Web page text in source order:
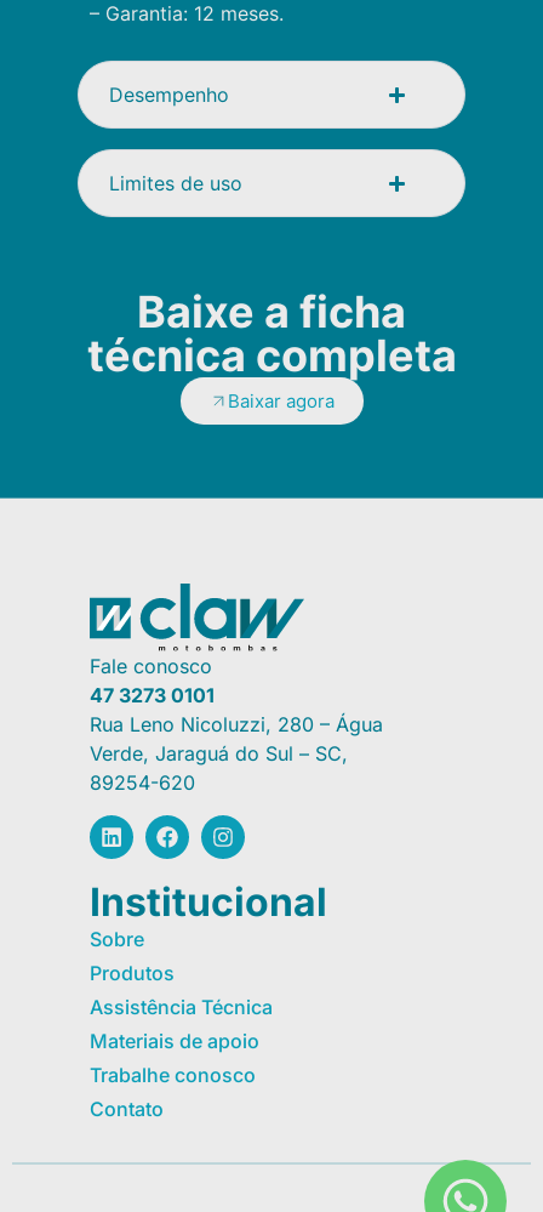
– Garantia: 12 meses.
Desempenho
Limites de uso
Baixe a ficha
técnica completa
Baixar agora
Fale conosco
47 3273 0101
Rua Leno Nicoluzzi, 280 – Água
Verde, Jaraguá do Sul – SC,
89254-620
Institucional
Sobre
Produtos
Assistência Técnica
Materiais de apoio
Trabalhe conosco
Contato